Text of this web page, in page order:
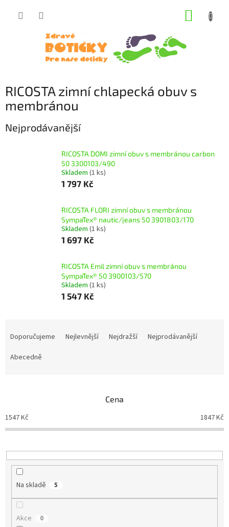
RICOSTA zimní chlapecká obuv s
membránou
Nejprodávanější
RICOSTA DOMI zimní obuv s membránou carbon
50 3300103/490
Skladem (1 ks)
1 797 Kč
RICOSTA FLORI zimní obuv s membránou
SympaTex® nautic/jeans 50 3901803/170
Skladem (1 ks)
1 697 Kč
RICOSTA Emil zimní obuv s membránou
SympaTex® 50 3900103/570
Skladem (1 ks)
1 547 Kč
o
d
k
t
Doporučujeme Nejlevnější Nejdražší
Nejprodávanější
Abecedně
Cena
1547Kč 1847Kč
Na skladě 5
Akce 0